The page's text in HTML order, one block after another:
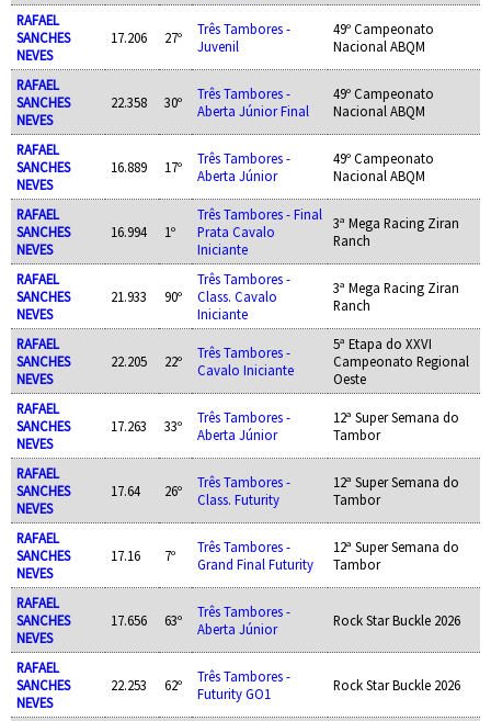
RAFAEL
SANCHES
NEVES
17.206 27º
Três Tambores -
Juvenil
49º Campeonato
Nacional ABQM
RAFAEL
SANCHES
NEVES
22.358 30º
Três Tambores -
Aberta Júnior Final
49º Campeonato
Nacional ABQM
RAFAEL
SANCHES
NEVES
16.889 17º
Três Tambores -
Aberta Júnior
49º Campeonato
Nacional ABQM
RAFAEL
SANCHES
NEVES
16.994 1º
Três Tambores - Final
Prata Cavalo
Iniciante
3ª Mega Racing Ziran
Ranch
RAFAEL
SANCHES
NEVES
21.933 90º
Três Tambores -
Class. Cavalo
Iniciante
3ª Mega Racing Ziran
Ranch
RAFAEL
SANCHES
NEVES
22.205 22º
Três Tambores -
Cavalo Iniciante
5ª Etapa do XXVI
Campeonato Regional
Oeste
RAFAEL
SANCHES
NEVES
17.263 33º
Três Tambores -
Aberta Júnior
12ª Super Semana do
Tambor
RAFAEL
SANCHES
NEVES
17.64 26º
Três Tambores -
Class. Futurity
12ª Super Semana do
Tambor
RAFAEL
SANCHES
NEVES
17.16 7º
Três Tambores -
Grand Final Futurity
12ª Super Semana do
Tambor
RAFAEL
SANCHES
NEVES
17.656 63º
Três Tambores -
Aberta Júnior
Rock Star Buckle 2026
RAFAEL
SANCHES
NEVES
22.253 62º
Três Tambores -
Futurity GO1
Rock Star Buckle 2026